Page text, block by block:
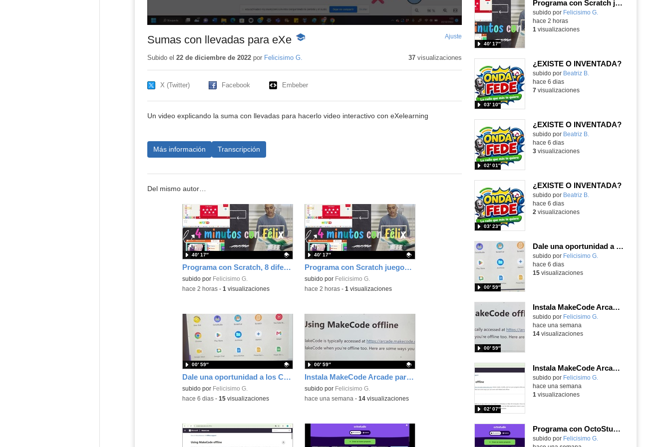
Sumas con llevadas para eXe -
educativo
Ajuste
pantalla
Subido el 22 de diciembre de 2022por Felicisimo G. 37visualizaciones
X (Twitter) Facebook Embeber
Un video explicando la suma con llevadas para hacerlo video interactivo con eXelearning
Más información Transcripción
Del mismo autor…
Programa con Scratch, 8 diferentes juegos para vivir la emoción de los partidos de España en el mundial 2026
Contenido educativo.
subido por Felicisimo G.
40′ 17″
-hace 2 horas- 1 visualizaciones
Programa con Scratch juegos con los partidos del mundial 2026 ganados por España
Contenido educativo.
subido por Felicisimo G.
40′ 17″
-hace 2 horas- 1 visualizaciones
Dale una oportunidad a los Chromebooks y utiliza un proyector para realizar talleres si no tienes pantallas táctiles
Contenido educativo.
subido por Felicisimo G.
00′ 59″
-hace 6 dias- 15visualizaciones
Instala MakeCode Arcade para trabajar offline en tu tablet, ordenador, Chromebook
Contenido educativo.
subido por Felicisimo G.
00′ 59″
-hace una semana - 14visualizaciones
Programa con Scratch juegos con los partidos del mundial 2026 ganados por España
Contenido educativo.
subido por Felicisimo G.
40′ 17″
hace 2 horas
1 visualizaciones
¿EXISTE O INVENTADA?
Contenido educativo.
subido por Beatriz B.
03′ 10″
hace 6 dias
7visualizaciones
¿EXISTE O INVENTADA?
Contenido educativo.
subido por Beatriz B.
02′ 01″
hace 6 dias
3visualizaciones
¿EXISTE O INVENTADA?
Contenido educativo.
subido por Beatriz B.
03′ 23″
hace 6 dias
2 visualizaciones
Dale una oportunidad a los Chromebooks y utiliza un proyector para realizar talleres si no tienes pantallas táctiles
Contenido educativo.
subido por Felicisimo G.
00′ 59″
hace 6 dias
15visualizaciones
Instala MakeCode Arcade para trabajar offline en tu tablet, ordenador, Chromebook
Contenido educativo.
subido por Felicisimo G.
00′ 59″
hace una semana
14visualizaciones
Instala MakeCode Arcade offline para programar grandes juegos sin necesidad de Internet
Contenido educativo.
subido por Felicisimo G.
02′ 07″
hace una semana
1 visualizaciones
Programa con OctoStudio, un juego de disparos contra Zombies con un cargador basado en el House of the dead
Contenido educativo.
subido por Felicisimo G.